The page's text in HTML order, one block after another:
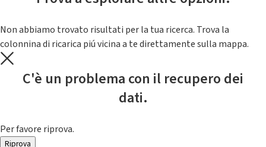
Non abbiamo trovato risultati per la tua ricerca. Trova la
colonnina di ricarica piú vicina a te direttamente sulla mappa.
C'è un problema con il recupero dei
dati.
Per favore riprova.
Riprova